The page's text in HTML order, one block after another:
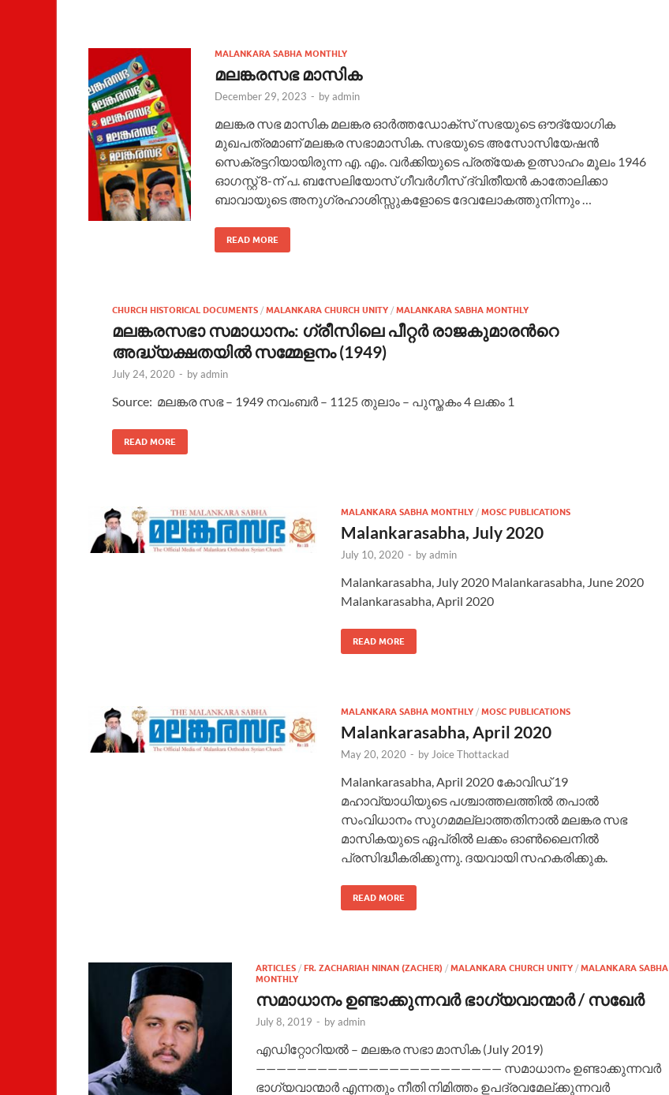
MALANKARA SABHA MONTHLY
മലങ്കരസഭ മാസിക
December 29, 2023 - byadmin
മലങ്കര സഭ മാസിക മലങ്കര ഓർത്തഡോക്സ് സഭയുടെ ഔദ്യോഗിക
മുഖപത്രമാണ് മലങ്കര സഭാമാസിക. സഭയുടെ അസോസിയേഷൻ
സെക്രട്ടറിയായിരുന്ന എ. എം. വർക്കിയുടെ പ്രത്യേക ഉത്സാഹം മൂലം 1946
ഓഗസ്റ്റ് 8-ന് പ. ബസേലിയോസ് ഗീവർഗീസ് ദ്വിതീയൻ കാതോലിക്കാ
ബാവായുടെ അനുഗ്രഹാശിസ്സുകളോടെ ദേവലോകത്തുനിന്നും …
READ MORE
CHURCH HISTORICAL DOCUMENTS / MALANKARA CHURCH UNITY / MALANKARA SABHA MONTHLY
മലങ്കരസഭാ സമാധാനം: ഗ്രീസിലെ പീറ്റര്‍ രാജകുമാരന്‍റെ
അദ്ധ്യക്ഷതയില്‍ സമ്മേളനം (1949)
July 24, 2020 - byadmin
Source: മലങ്കര സഭ – 1949 നവംബർ – 1125 തുലാം – പുസ്തകം 4 ലക്കം 1
READ MORE
MALANKARA SABHA MONTHLY / MOSC PUBLICATIONS
Malankarasabha, July 2020
July 10, 2020 - byadmin
Malankarasabha, July 2020 Malankarasabha, June 2020
Malankarasabha, April 2020
READ MORE
MALANKARA SABHA MONTHLY / MOSC PUBLICATIONS
Malankarasabha, April 2020
May 20, 2020 - by Joice Thottackad
Malankarasabha, April 2020 കോവിഡ് 19
മഹാവ്യാധിയുടെ പശ്ചാത്തലത്തിൽ തപാൽ
സംവിധാനം സുഗമമല്ലാത്തതിനാൽ മലങ്കര സഭ
മാസികയുടെ ഏപ്രില്‍ ലക്കം ഓൺലൈനിൽ
പ്രസിദ്ധീകരിക്കുന്നു. ദയവായി സഹകരിക്കുക.
READ MORE
ARTICLES / FR. ZACHARIAH NINAN (ZACHER) / MALANKARA CHURCH UNITY / MALANKARA SABHA
MONTHLY
സമാധാനം ഉണ്ടാക്കുന്നവർ ഭാഗ്യവാന്മാർ / സഖേർ
July 8, 2019 - byadmin
എഡിറ്റോറിയൽ – മലങ്കര സഭാ മാസിക (July 2019)
———————————————————————— സമാധാനം ഉണ്ടാക്കുന്നവർ
ഭാഗ്യവാന്മാർ എന്നതും നീതി നിമിത്തം ഉപദ്രവമേല്ക്കുന്നവർ